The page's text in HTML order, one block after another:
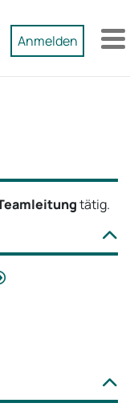
Anmelden
tätig.